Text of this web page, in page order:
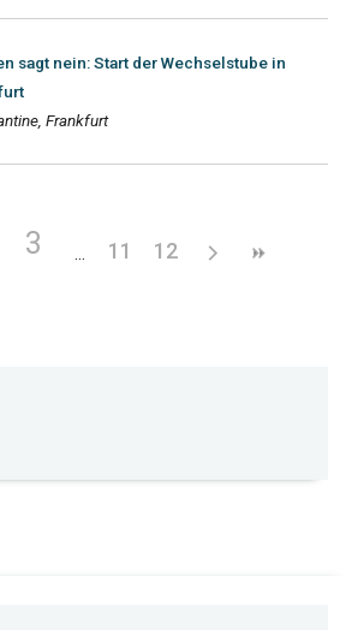
sagt nein: Start der Wechselstube in
Frankfurt
3 11 12